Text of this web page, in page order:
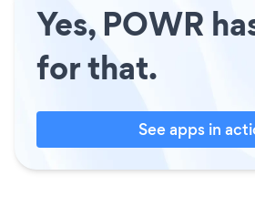
Yes, POWR
for that.
See apps in